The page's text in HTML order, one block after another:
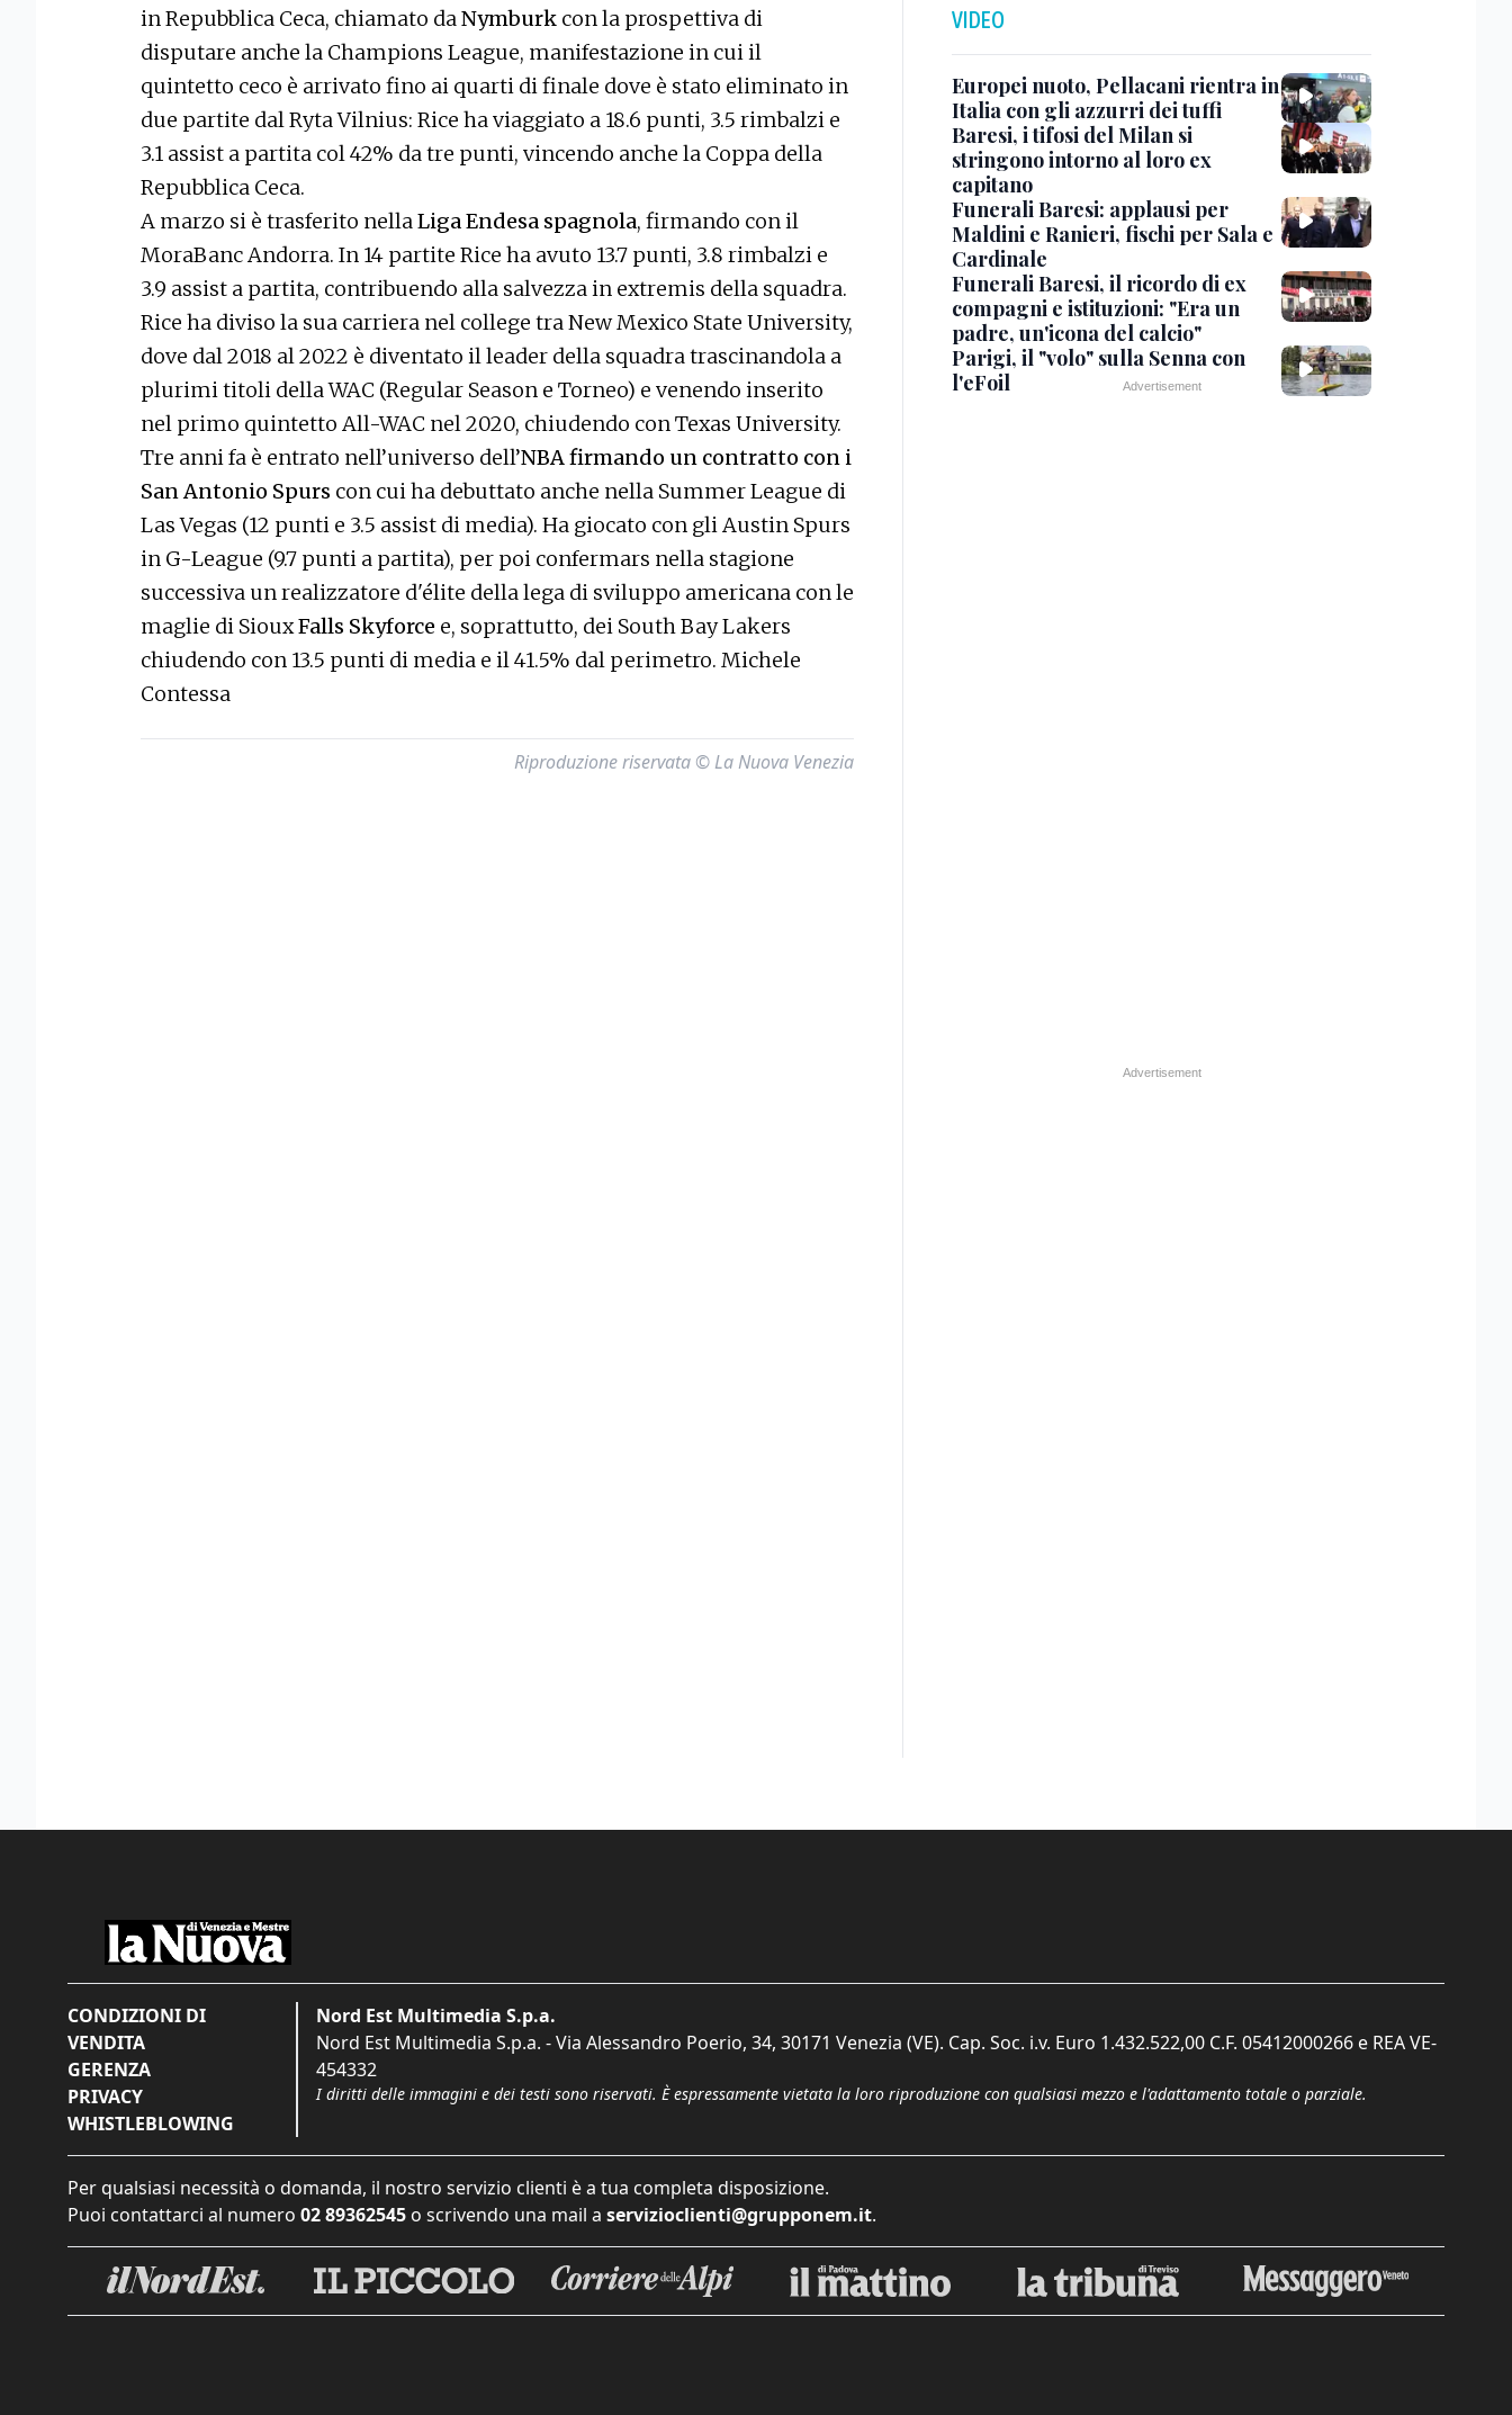
in Repubblica Ceca, chiamato daNymburk con la prospettiva di
disputare anche la Champions League, manifestazione in cui il
quintetto ceco è arrivato fino ai quarti di finale dove è stato eliminato in
due partite dal Ryta Vilnius: Rice ha viaggiato a 18.6 punti, 3.5 rimbalzi e
3.1 assist a partita col 42% da tre punti, vincendo anche la Coppa della
Repubblica Ceca.
A marzo si è trasferito nellaLiga Endesa spagnola, firmando con il
MoraBanc Andorra. In 14 partite Rice ha avuto 13.7 punti, 3.8 rimbalzi e
3.9 assist a partita, contribuendo alla salvezza in extremis della squadra.
Rice ha diviso la sua carriera nel college tra New Mexico State University,
dove dal 2018 al 2022 è diventato il leader della squadra trascinandola a
plurimi titoli della WAC (Regular Season e Torneo) e venendo inserito
nel primo quintetto All-WAC nel 2020, chiudendo con Texas University.
Tre anni fa è entrato nell’universo dell’NBA firmando un contratto con i
San Antonio Spurs con cui ha debuttato anche nella Summer League di
Las Vegas (12 punti e 3.5 assist di media). Ha giocato con gli Austin Spurs
in G-League (9.7 punti a partita), per poi confermars nella stagione
successiva un realizzatore d'élite della lega di sviluppo americana con le
maglie di SiouxFalls Skyforce e, soprattutto, dei South Bay Lakers
chiudendo con 13.5 punti di media e il 41.5% dal perimetro. Michele
Contessa
Riproduzione riservata © La Nuova Venezia
VIDEO
Europei nuoto, Pellacani rientra in
Italia con gli azzurri dei tuffi
Baresi, i tifosi del Milan si
stringono intorno al loro ex
capitano
Funerali Baresi: applausi per
Maldini e Ranieri, fischi per Sala e
Cardinale
Funerali Baresi, il ricordo di ex
compagni e istituzioni: "Era un
padre, un'icona del calcio"
Parigi, il "volo" sulla Senna con
l'eFoil
CONDIZIONI DI
VENDITA
GERENZA
PRIVACY
WHISTLEBLOWING
Nord Est Multimedia S.p.a.
Nord Est Multimedia S.p.a. - Via Alessandro Poerio, 34, 30171 Venezia (VE). Cap. Soc. i.v. Euro 1.432.522,00 C.F. 05412000266 e REA VE-
454332
I diritti delle immagini e dei testi sono riservati. È espressamente vietata la loro riproduzione con qualsiasi mezzo e l'adattamento totale o parziale.
Per qualsiasi necessità o domanda, il nostro servizio clienti è a tua completa disposizione.
Puoi contattarci al numero 02 89362545 o scrivendo una mail a servizioclienti@grupponem.it.